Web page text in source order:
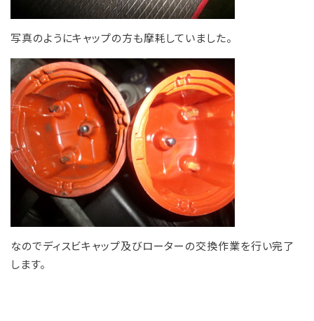
写真のようにキャップの方も摩耗していました。
なのでディスビキャップ及びローターの交換作業を行い完了
します。